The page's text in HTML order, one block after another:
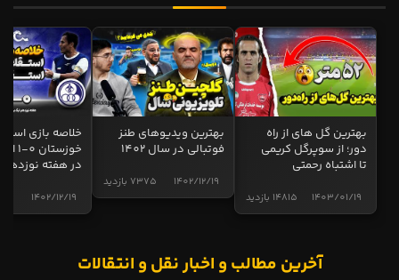
بهترین گل های از راه
دور؛ از سوپرگل کریمی
تا اشتباه رحمتی
14815 بازدید 1403/01/19
بهترین ویدیوهای طنز
فوتبالی در سال 1402
7375 بازدید 1402/12/19
خلاصه بازی
در هفته نوزدهم
1402/12/19
آخرین مطالب و اخبار نقل و انتقالات